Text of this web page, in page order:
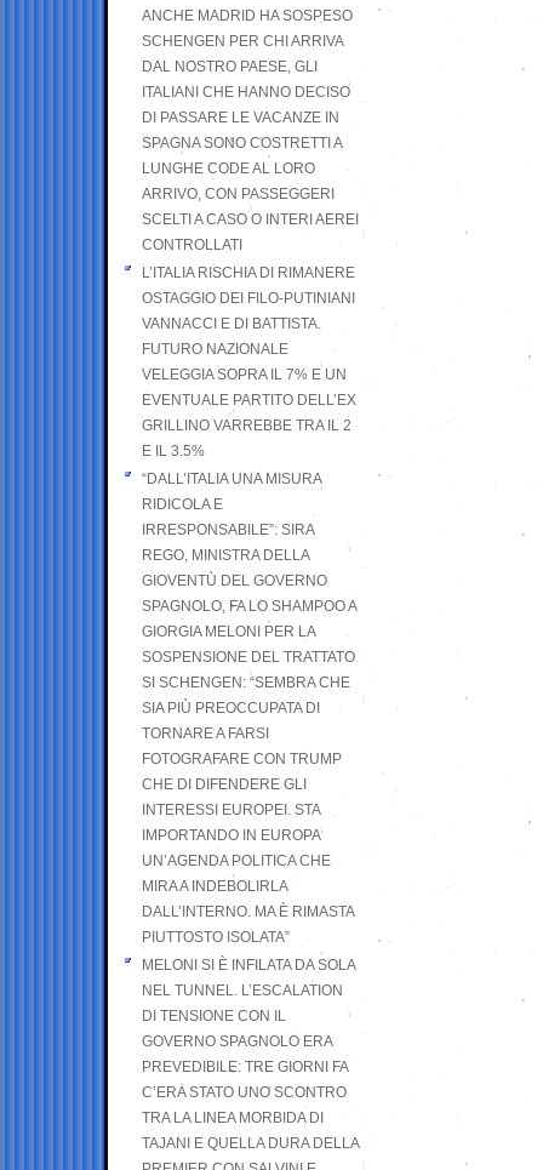
ANCHE MADRID HA SOSPESO
SCHENGEN PER CHI ARRIVA
DAL NOSTRO PAESE, GLI
ITALIANI CHE HANNO DECISO
DI PASSARE LE VACANZE IN
SPAGNA SONO COSTRETTI A
LUNGHE CODE AL LORO
ARRIVO, CON PASSEGGERI
SCELTI A CASO O INTERI AEREI
CONTROLLATI
L’ITALIA RISCHIA DI RIMANERE
OSTAGGIO DEI FILO-PUTINIANI
VANNACCI E DI BATTISTA.
FUTURO NAZIONALE
VELEGGIA SOPRA IL 7% E UN
EVENTUALE PARTITO DELL’EX
GRILLINO VARREBBE TRA IL 2
E IL 3.5%
“DALL’ITALIA UNA MISURA
RIDICOLA E
IRRESPONSABILE”: SIRA
REGO, MINISTRA DELLA
GIOVENTÙ DEL GOVERNO
SPAGNOLO, FA LO SHAMPOO A
GIORGIA MELONI PER LA
SOSPENSIONE DEL TRATTATO
SI SCHENGEN: “SEMBRA CHE
SIA PIÙ PREOCCUPATA DI
TORNARE A FARSI
FOTOGRAFARE CON TRUMP
CHE DI DIFENDERE GLI
INTERESSI EUROPEI. STA
IMPORTANDO IN EUROPA
UN’AGENDA POLITICA CHE
MIRA A INDEBOLIRLA
DALL’INTERNO. MA È RIMASTA
PIUTTOSTO ISOLATA”
MELONI SI È INFILATA DA SOLA
NEL TUNNEL. L’ESCALATION
DI TENSIONE CON IL
GOVERNO SPAGNOLO ERA
PREVEDIBILE: TRE GIORNI FA
C’ERA STATO UNO SCONTRO
TRA LA LINEA MORBIDA DI
TAJANI E QUELLA DURA DELLA